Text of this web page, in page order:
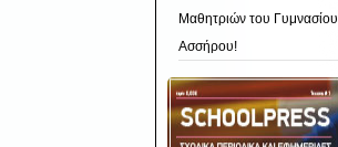
Μαθητριών του Γυμνασίου
Ασσήρου!